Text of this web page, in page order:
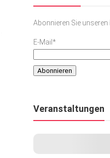
Abonnieren Sie unseren
E-Mail*
Veranstaltungen